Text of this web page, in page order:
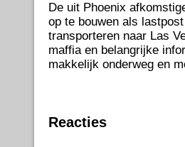
De uit Phoenix
op te bouwen als
transporteren naar Las
maffia en belangrijke
makkelijk onderweg en
Reacties